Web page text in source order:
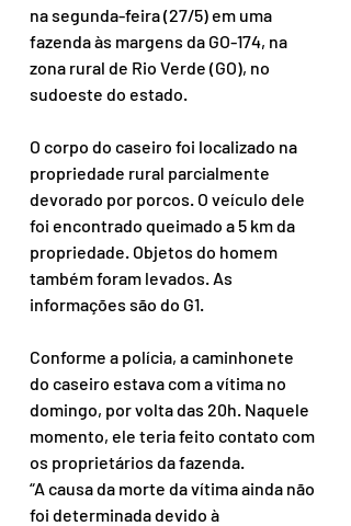
na segunda-feira (27/5) em uma
fazenda às margens da GO-174, na
zona rural de Rio Verde (GO), no
sudoeste do estado.
O corpo do caseiro foi localizado na
propriedade rural parcialmente
devorado por porcos. O veículo dele
foi encontrado queimado a 5 km da
propriedade. Objetos do homem
também foram levados. As
informações são do G1.
Conforme a polícia, a caminhonete
do caseiro estava com a vítima no
domingo, por volta das 20h. Naquele
momento, ele teria feito contato com
os proprietários da fazenda.
“A causa da morte da vítima ainda não
foi determinada devido à